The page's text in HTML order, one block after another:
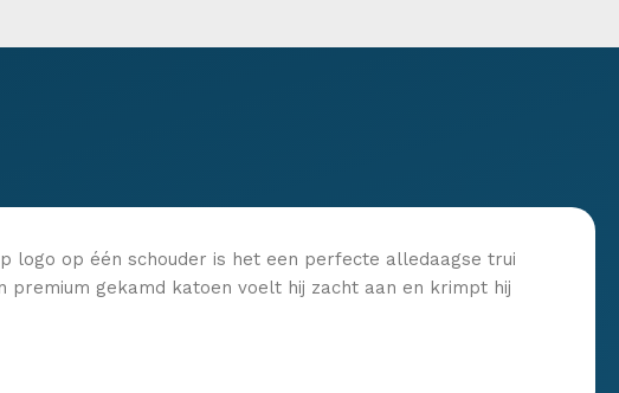
logo op één schouder is het een perfecte alledaagse trui
gekamd katoen voelt hij zacht aan en krimpt hij